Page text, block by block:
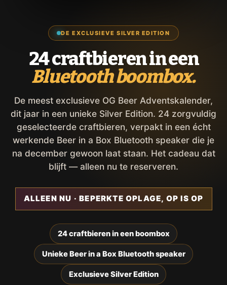
DE EXCLUSIEVE SILVER EDITION
24 craftbieren in een
Bluetooth boombox.
De meest exclusieve OG Beer Adventskalender,
dit jaar in een unieke Silver Edition. 24 zorgvuldig
geselecteerde craftbieren, verpakt in een écht
werkende Beer in a Box Bluetooth speaker die je
na december gewoon laat staan. Het cadeau dat
blijft — alleen nu te reserveren.
ALLEEN NU · BEPERKTE OPLAGE, OP IS OP
24 craftbieren in een boombox
Unieke Beer in a Box Bluetooth speaker
Exclusieve Silver Edition